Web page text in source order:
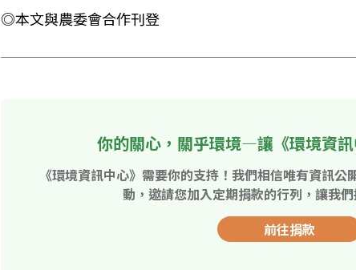
◎本文與農委會合作刊登
你的關心，關乎環境—讓《環境資
《環境資訊中心》需要你的支持！我們相信唯有資訊
動，邀請您加入定期捐款的行列，讓我
前往捐款